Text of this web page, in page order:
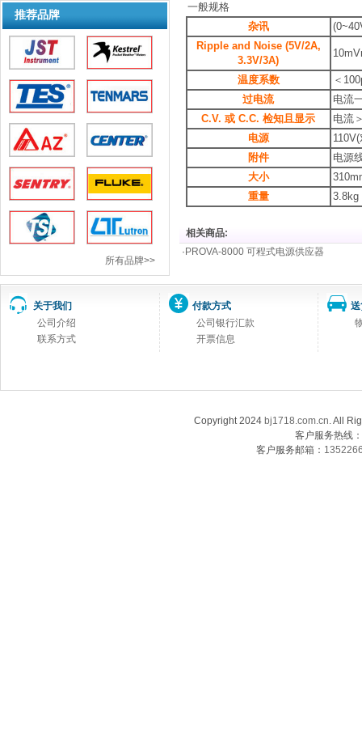
推荐品牌
所有品牌>>
一般规格
杂讯
Ripple and Noise (5V/2A,
3.3V/3A)
温度系数 ＜
过电流
电流
C.V. 或 C.C. 检知且显示
电流
电源
附件
电源
大小
重量
3.8kg
相关商品:
· PROVA-8000 可程式电源供应器
关于我们
公司介绍
联系方式
付款方式
公司银行汇款
开票信息
Copyright 2024 bj1718.com.cn. All
客户服务热线
客户服务邮箱：